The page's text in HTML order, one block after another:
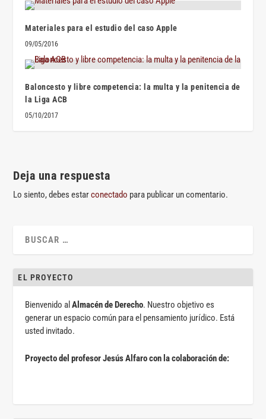
Materiales para el estudio del caso Apple
09/05/2016
Baloncesto y libre competencia: la multa y la penitencia de
la Liga ACB
05/10/2017
Deja una respuesta
Lo siento, debes estarconectado para publicar un comentario.
EL PROYECTO
Bienvenido alAlmacén de Derecho. Nuestro objetivo es
generar un espacio común para el pensamiento jurídico. Está
usted invitado.
Proyecto del profesor Jesús Alfaro con la colaboración de: